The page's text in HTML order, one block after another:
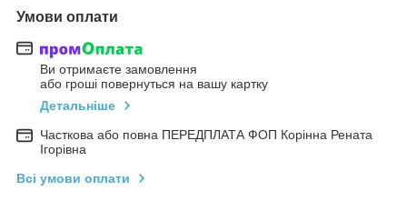
Умови оплати
Ви отримаєте замовлення
або гроші повернуться на вашу картку
Детальніше
Часткова або повна ПЕРЕДПЛАТА ФОП Корінна Рената
Ігорівна
Всі умови оплати